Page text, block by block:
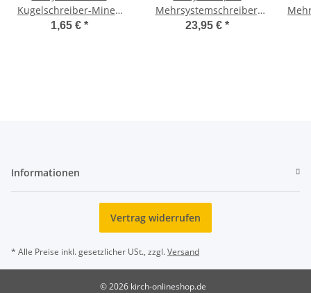
Kugelschreiber-Minen
M21
1,65 € *
Mehrsystemschreiber,
Zwei in einem, Modell
23,95 € *
Informationen
Vertrag widerrufen
* Alle Preise inkl. gesetzlicher USt., zzgl.Versand
© 2026 kirch-onlineshop.de